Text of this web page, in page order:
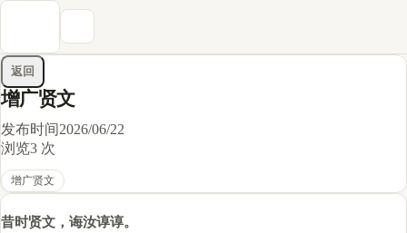
返回
增广贤文
发布时间2026/06/22
浏览3 次
增广贤文
昔时贤文，诲汝谆谆。